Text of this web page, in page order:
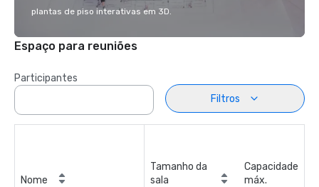
plantas de piso interativas em 3D.
Espaço para reuniões
Participantes
Filtros
Nome
Tamanho da
sala
Capacidade
máx.